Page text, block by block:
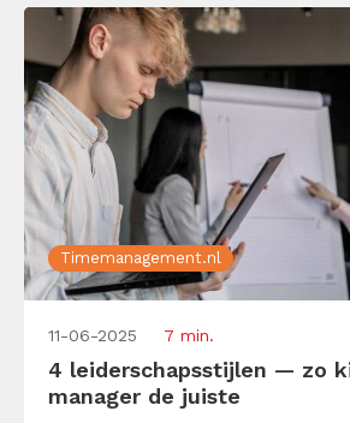
Timemanagement.nl
11-06-2025 7 min.
4 leiderschapsstijlen — zo
manager de juiste